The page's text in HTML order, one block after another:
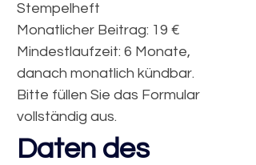
Stempelheft
Monatlicher Beitrag: 19 €
Mindestlaufzeit: 6 Monate,
danach monatlich kündbar.
Bitte füllen Sie das Formular
vollständig aus.
Daten des